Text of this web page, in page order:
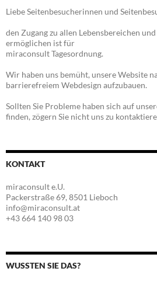
Liebe Seitenbesucherinnen und
den Zugang zu allen Lebensbereichen
ermöglichen ist für
miraconsult Tagesordnung.
Wir haben uns bemüht, unsere Website
barrierefreiem Webdesign aufzubauen.
Sollten Sie Probleme haben sich auf
finden, zögern Sie nicht uns zu
KONTAKT
miraconsult e.U.
Packerstraße 69, 8501 Lieboch
info@miraconsult.at
+43 664 140 98 03
WUSSTEN SIE DAS?